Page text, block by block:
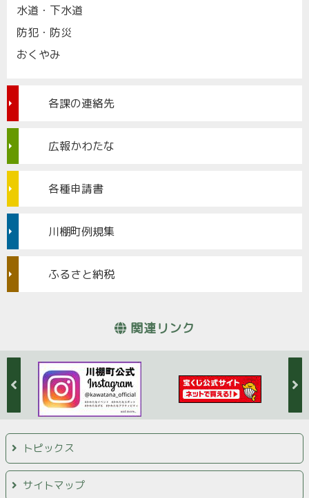
水道・下水道
防犯・防災
おくやみ
各課の連絡先
広報かわたな
各種申請書
川棚町例規集
ふるさと納税
関連リンク
トピックス
サイトマップ